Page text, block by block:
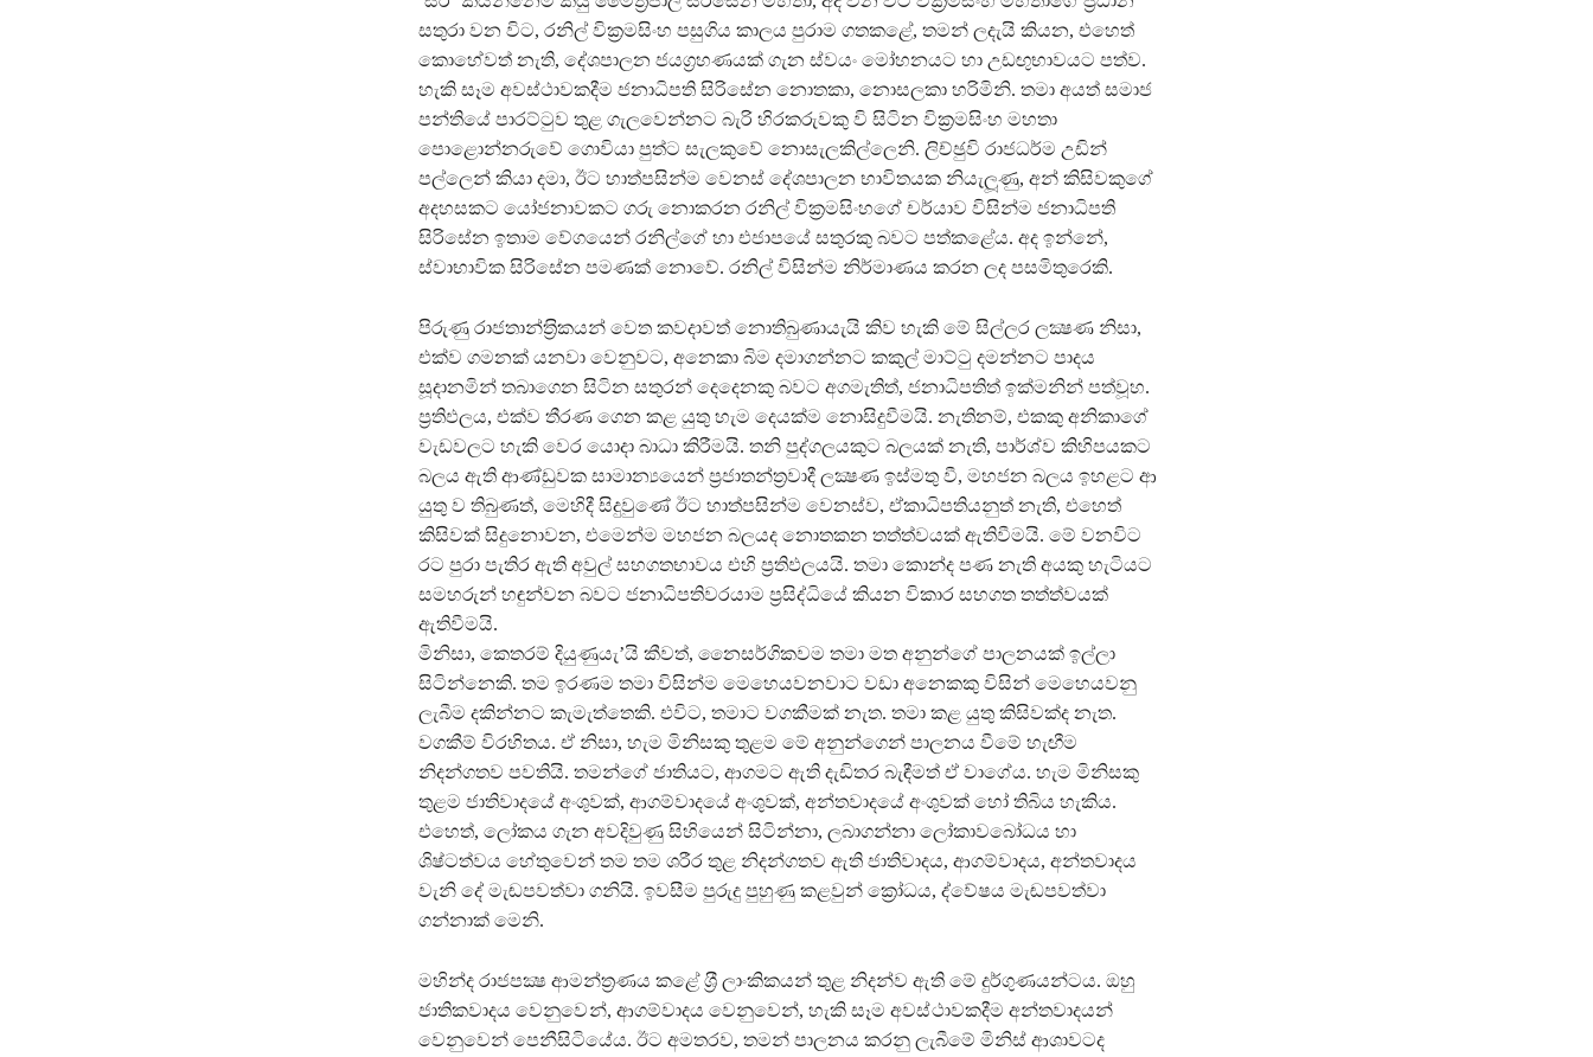
සතුරා වන විට, රනිල් වික‍්‍රමසිංහ පසුගිය කාලය පුරාම ගතකළේ, තමන් ලදැයි කියන, එහෙත්
කොහේවත් නැති, දේශපාලන ජයග‍්‍රහණයක් ගැන ස්වයං මෝහනයට හා උඩඟුභාවයට පත්ව.
හැකි සෑම අවස්ථාවකදීම ජනාධිපති සිරිසේන නොතකා, නොසලකා හරිමිනි. තමා අයත් සමාජ
පන්තියේ පාරට්ටුව තුළ ගැලවෙන්නට බැරි හිරකරුවකු වි සිටින වික‍්‍රමසිංහ මහතා
පොළොන්නරුවේ ගොවියා පුත්ට සැලකුවේ නොසැලකිල්ලෙනි. ලිච්ඡුවි රාජධර්ම උඩින්
පල්ලෙන් කියා දමා, ඊට හාත්පසින්ම වෙනස් දේශපාලන භාවිතයක නියැලූණු, අන් කිසිවකුගේ
අදහසකට යෝජනාවකට ගරු නොකරන රනිල් වික‍්‍රමසිංහගේ චර්යාව විසින්ම ජනාධිපති
සිරිසේන ඉතාම වේගයෙන් රනිල්ගේ හා එජාපයේ සතුරකු බවට පත්කළේය. අද ඉන්නේ,
ස්වාභාවික සිරිසේන පමණක් නොවේ. රනිල් විසින්ම නිර්මාණය කරන ලද පසමිතුරෙකි.
පිරුණු රාජතාන්ත‍්‍රිකයන් වෙත කවදාවත් නොතිබුණායැයි කිව හැකි මේ සිල්ලර ලක්‍ෂණ නිසා,
එක්ව ගමනක් යනවා වෙනුවට, අනෙකා බිම දමාගන්නට කකුල් මාට්ටු දමන්නට පාදය
සූදානමින් තබාගෙන සිටින සතුරන් දෙදෙනකු බවට අගමැතිත්, ජනාධිපතිත් ඉක්මනින් පත්වූහ.
ප‍්‍රතිඵලය, එක්ව තීරණ ගෙන කළ යුතු හැම දෙයක්ම නොසිදුවීමයි. නැතිනම්, එකකු අනිකාගේ
වැඩවලට හැකි වෙර යොදා බාධා කිරීමයි. තනි පුද්ගලයකුට බලයක් නැති, පාර්ශ්ව කිහිපයකට
බලය ඇති ආණ්ඩුවක සාමාන්‍යයෙන් ප‍්‍රජාතන්ත‍්‍රවාදී ලක්‍ෂණ ඉස්මතු වී, මහජන බලය ඉහළට ආ
යුතු ව තිබුණත්, මෙහිදී සිදුවුණේ ඊට හාත්පසින්ම වෙනස්ව, ඒකාධිපතියනුත් නැති, එහෙත්
කිසිවක් සිදුනොවන, එමෙන්ම මහජන බලයද නොතකන තත්ත්වයක් ඇතිවීමයි. මේ වනවිට
රට පුරා පැතිර ඇති අවුල් සහගතභාවය එහි ප‍්‍රතිඵලයයි. තමා කොන්ද පණ නැති අයකු හැටියට
සමහරුන් හඳුන්වන බවට ජනාධිපතිවරයාම ප‍්‍රසිද්ධියේ කියන විකාර සහගත තත්ත්වයක්
ඇතිවීමයි.
මිනිසා, කෙතරම් දියුණුයැ’යි කීවත්, නෛසර්ගිකවම තමා මත අනුන්ගේ පාලනයක් ඉල්ලා
සිටින්නෙකි. තම ඉරණම තමා විසින්ම මෙහෙයවනවාට වඩා අනෙකකු විසින් මෙහෙයවනු
ලැබීම දකින්නට කැමැත්තෙකි. එවිට, තමාට වගකීමක් නැත. තමා කළ යුතු කිසිවක්ද නැත.
වගකීම් විරහිතය. ඒ නිසා, හැම මිනිසකු තුළම මේ අනුන්ගෙන් පාලනය වීමේ හැඟීම
නිදන්ගතව පවතියි. තමන්ගේ ජාතියට, ආගමට ඇති දැඩිතර බැඳීමත් ඒ වාගේය. හැම මිනිසකු
තුළම ජාතිවාදයේ අංශුවක්, ආගම්වාදයේ අංශුවක්, අන්තවාදයේ අංශුවක් හෝ තිබිය හැකිය.
එහෙත්, ලෝකය ගැන අවදිවුණු සිහියෙන් සිටින්නා, ලබාගන්නා ලෝකාවබෝධය හා
ශිෂ්ටත්වය හේතුවෙන් තම තම ශරීර තුළ නිදන්ගතව ඇති ජාතිවාදය, ආගම්වාදය, අන්තවාදය
වැනි දේ මැඬපවත්වා ගනියි. ඉවසීම පුරුදු පුහුණු කළවුන් ක්‍රෝධය, ද්වේෂය මැඬපවත්වා
ගන්නාක් මෙනි.
මහින්ද රාජපක්‍ෂ ආමන්ත‍්‍රණය කළේ ශ‍්‍රී ලාංකිකයන් තුළ නිදන්ව ඇති මේ දුර්ගුණයන්ටය. ඔහු
ජාතිකවාදය වෙනුවෙ න්, ආගම්වාදය වෙනුවෙන්, හැකි සෑම අවස් ථාවකදීම අන්තවාදයන්
වෙනුවෙන් පෙනීසිටියේය. ඊට අමතරව, තමන් පාලනය කරනු ලැබීමේ මිනිස් ආශාවටද